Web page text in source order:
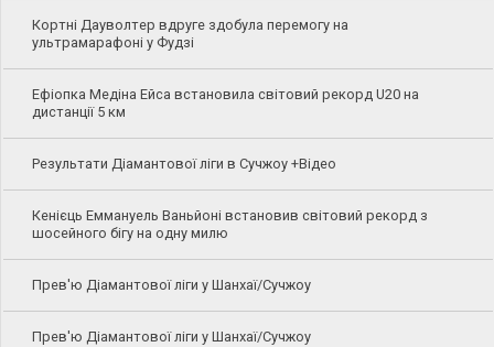
Кортні Дауволтер вдруге здобула перемогу на
ультрамарафоні у Фудзі
Ефіопка Медіна Ейса встановила світовий рекорд U20 на
дистанції 5 км
Результати Діамантової ліги в Сучжоу +Відео
Кенієць Еммануель Ваньйоні встановив світовий рекорд з
шосейного бігу на одну милю
Прев'ю Діамантової ліги у Шанхаї/Сучжоу
Прев'ю Діамантової ліги у Шанхаї/Сучжоу